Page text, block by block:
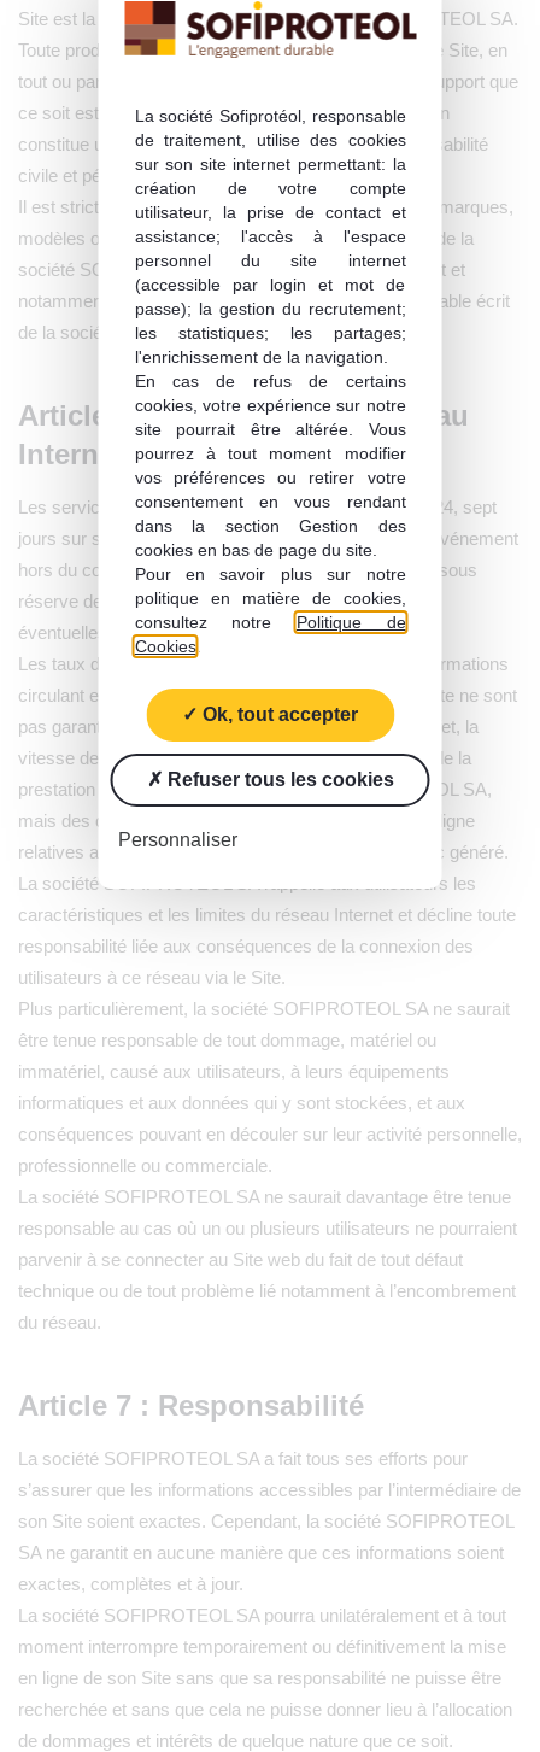
La société Sofiprotéol, responsable
de traitement, utilise des cookies
sur son site internet permettant: la
création de votre compte
utilisateur, la prise de contact et
assistance; l'accès à l'espace
personnel du site internet
(accessible par login et mot de
passe); la gestion du recrutement;
les statistiques; les partages;
l'enrichissement de la navigation.
En cas de refus de certains
cookies, votre expérience sur notre
site pourrait être altérée. Vous
pourrez à tout moment modifier
vos préférences ou retirer votre
consentement en vous rendant
dans la section Gestion des
cookies en bas de page du site.
Pour en savoir plus sur notre
politique en matière de cookies,
consultez notre Politique de
Cookies.
Ok, tout accepter
Refuser tous les cookies
Personnaliser
Site est la propriété exclusive de la société SOFIPROTEOL SA.
Toute production, reproduction ou représentation de ce Site, en
tout ou partie (textes, sons ou images), sur quelque support que
ce soit est interdite. Le non-respect de cette interdiction
constitue une contrefaçon pouvant engager la responsabilité
civile et pénale du contrefacteur.
Il est strictement interdit d’utiliser ou de reproduire les marques,
modèles ou dessins enregistrés, qui sont la propriété de la
société SOFIPROTEOL SA, à quelque titre que ce soit et
notamment à des fins publicitaires sans l’accord préalable écrit
de la société SOFIPROTEOL SA.
Article 6 : Risques liés au réseau
Internet
Les services du Site sont accessibles 24 heures sur 24, sept
jours sur sept, sauf en cas de force majeure ou d’un événement
hors du contrôle de la société SOFIPROTEOL SA, et sous
réserve des périodes de maintenance et des pannes
éventuelles.
Les taux de transfert et les temps de réponse des informations
circulant entre le réseau Internet et la plateforme du Site ne sont
pas garantis par la société SOFIPROTEOL SA. En effet, la
vitesse de circulation des informations ne relève pas de la
prestation d’accès offerte par la société SOFIPROTEOL SA,
mais des caractéristiques inhérentes aux réseaux en ligne
relatives aux moyens techniques d’absorption du trafic généré.
La société SOFIPROTEOL SA rappelle aux utilisateurs les
caractéristiques et les limites du réseau Internet et décline toute
responsabilité liée aux conséquences de la connexion des
utilisateurs à ce réseau via le Site.
Plus particulièrement, la société SOFIPROTEOL SA ne saurait
être tenue responsable de tout dommage, matériel ou
immatériel, causé aux utilisateurs, à leurs équipements
informatiques et aux données qui y sont stockées, et aux
conséquences pouvant en découler sur leur activité personnelle,
professionnelle ou commerciale.
La société SOFIPROTEOL SA ne saurait davantage être tenue
responsable au cas où un ou plusieurs utilisateurs ne pourraient
parvenir à se connecter au Site web du fait de tout défaut
technique ou de tout problème lié notamment à l’encombrement
du réseau.
Article 7 : Responsabilité
La société SOFIPROTEOL SA a fait tous ses efforts pour
s’assurer que les informations accessibles par l’intermédiaire de
son Site soient exactes. Cependant, la société SOFIPROTEOL
SA ne garantit en aucune manière que ces informations soient
exactes, complètes et à jour.
La société SOFIPROTEOL SA pourra unilatéralement et à tout
moment interrompre temporairement ou définitivement la mise
en ligne de son Site sans que sa responsabilité ne puisse être
recherchée et sans que cela ne puisse donner lieu à l’allocation
de dommages et intérêts de quelque nature que ce soit.